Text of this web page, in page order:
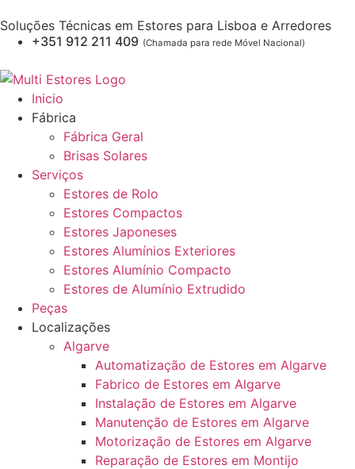
Soluções Técnicas em Estores para Lisboa e Arredores
+351 912 211 409 (Chamada para rede Móvel Nacional)
Inicio
Fábrica
Fábrica Geral
Brisas Solares
Serviços
Estores de Rolo
Estores Compactos
Estores Japoneses
Estores Alumínios Exteriores
Estores Alumínio Compacto
Estores de Alumínio Extrudido
Peças
Localizações
Algarve
Automatização de Estores em Algarve
Fabrico de Estores em Algarve
Instalação de Estores em Algarve
Manutenção de Estores em Algarve
Motorização de Estores em Algarve
Reparação de Estores em Montijo